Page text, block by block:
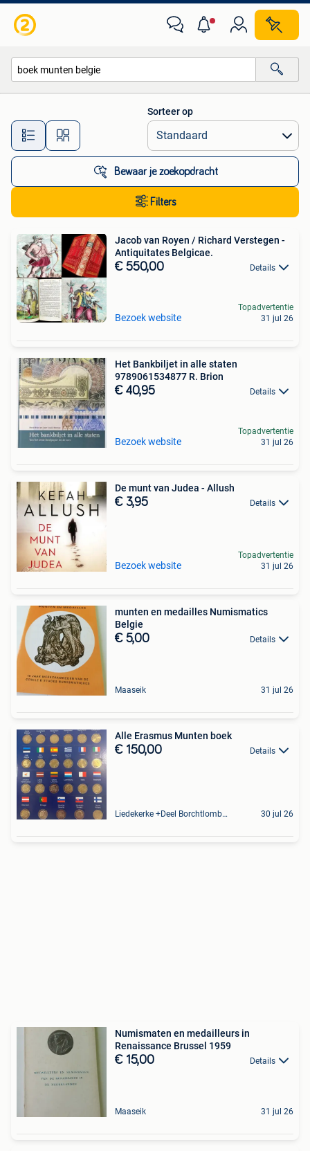
Alle afstanden…
Sorteer op
Bewaar je zoekopdracht
Filters
Jacob van Royen / Richard Verstegen -
Antiquitates Belgicae.
€ 550,00 Details
Bezoek website
Topadvertentie
31 jul 26
Het Bankbiljet in alle staten
9789061534877 R. Brion
€ 40,95 Details
Bezoek website
Topadvertentie
31 jul 26
De munt van Judea - Allush
€ 3,95 Details
Bezoek website
Topadvertentie
31 jul 26
munten en medailles Numismatics
Belgie
€ 5,00 Details
Maaseik 31 jul 26
Alle Erasmus Munten boek
€ 150,00 Details
Liedekerke +Deel Borchtlombeek 30 jul 26
Numismaten en medailleurs in
Renaissance Brussel 1959
€ 15,00 Details
Maaseik 31 jul 26